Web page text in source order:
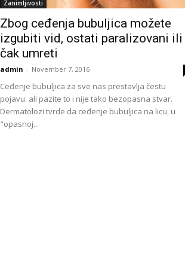
Zanimljivosti
Zbog ceđenja bubuljica možete
izgubiti vid, ostati paralizovani ili
čak umreti
admin - November 7, 2016
Ceđenje bubuljica za sve nas prestavlja čestu
pojavu. ali pazite to i nije tako bezopasna stvar.
Dermatolozi tvrde da ceđenje bubuljica na licu, u
"opasnoj...